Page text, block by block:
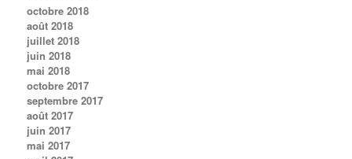
octobre 2018
août 2018
juillet 2018
juin 2018
mai 2018
octobre 2017
septembre 2017
août 2017
juin 2017
mai 2017